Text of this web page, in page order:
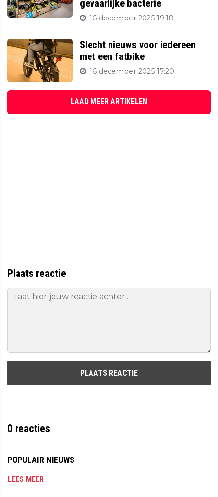
gevaarlijke bacterie
16 december 2025 19:18
Slecht nieuws voor iedereen
met een fatbike
16 december 2025 17:20
LAAD MEER ARTIKELEN
Plaats reactie
PLAATS REACTIE
0 reacties
POPULAIR NIEUWS
LEES MEER